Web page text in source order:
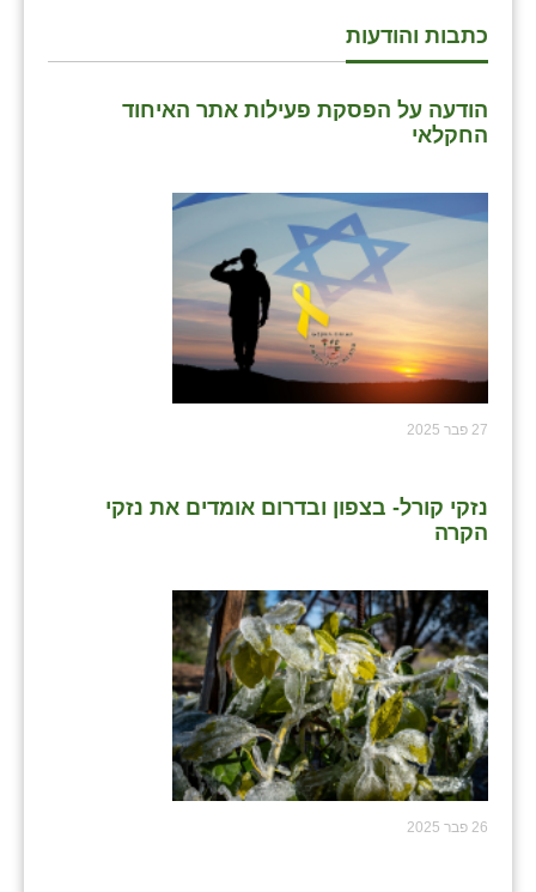
כתבות והודעות
הודעה על הפסקת פעילות אתר האיחוד
החקלאי
27 פבר 2025
נזקי קורל- בצפון ובדרום אומדים את נזקי
הקרה
26 פבר 2025